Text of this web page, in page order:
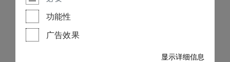
功能性
广告效果
显示详细信息
有排版详细信息，包括尺
寸、留白区域、放置规则
等。请使用左侧菜单导航到